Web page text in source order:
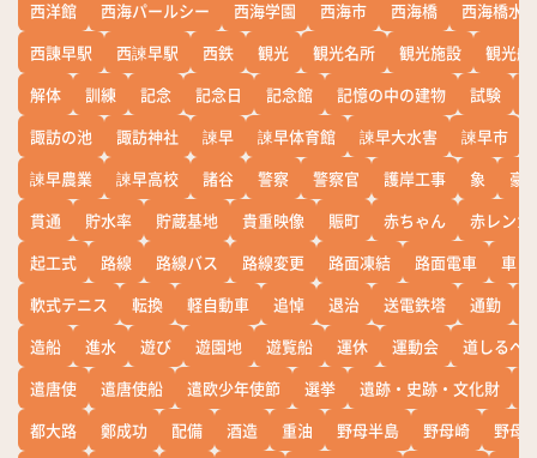
西洋館
西海パールシー 西海学園 西海市 西海橋
西海橋水
西諌早駅
西諫早駅 西鉄 観光 観光名所 観光施設
観光船
解体
訓練 記念 記念日 記念館 記憶の中の建物 試験
諏訪の池
諏訪神社 諫早 諫早体育館 諫早大水害 諫早市
諫早農業
諫早高校 諸谷 警察 警察官 護岸工事 象
豪
貫通
貯水率 貯蔵基地 貴重映像 賑町 赤ちゃん
赤レンガ
起工式
路線 路線バス 路線変更 路面凍結 路面電車
車
軟式テニス
転換 軽自動車 追悼 退治 送電鉄塔 通勤
造船
進水 遊び 遊園地 遊覧船 運休 運動会
道しるべ
遣唐使
遣唐使船 遣欧少年使節 選挙 遺跡・史跡・文化財
都大路
鄭成功 配備 酒造 重油 野母半島 野母崎
野母